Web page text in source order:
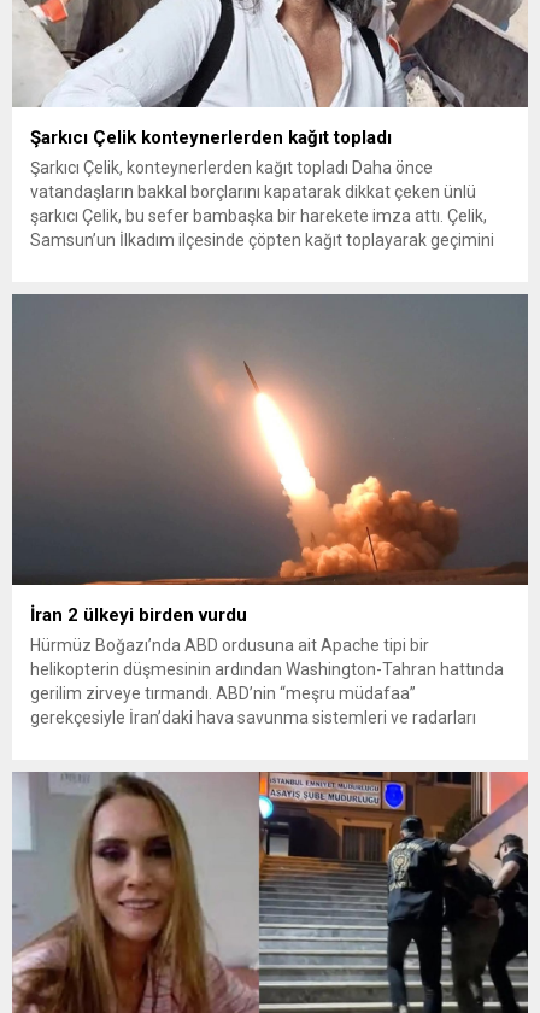
Şarkıcı Çelik konteynerlerden kağıt topladı
Şarkıcı Çelik, konteynerlerden kağıt topladı Daha önce
vatandaşların bakkal borçlarını kapatarak dikkat çeken ünlü
şarkıcı Çelik, bu sefer bambaşka bir harekete imza attı. Çelik,
Samsun’un İlkadım ilçesinde çöpten kağıt toplayarak geçimini
İran 2 ülkeyi birden vurdu
Hürmüz Boğazı’nda ABD ordusuna ait Apache tipi bir
helikopterin düşmesinin ardından Washington-Tahran hattında
gerilim zirveye tırmandı. ABD’nin “meşru müdafaa”
gerekçesiyle İran’daki hava savunma sistemleri ve radarları
yeni bir ABD saldırısına anında yanıt verileceğini duyurdu....